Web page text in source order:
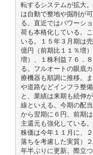
転するシステムが拡大
は自動で整地や掘削が
る。直近ではパワーシ
荷も本格化している。
いる。１５年３月期は
億円（前期比１１％増
増）、１株利益７６．
る。フルオートの眼底
療機器も順調に推移。
や道路などインフラ整
と、業績は来期も続伸
線といえる。今期の配
から翌期に６円、前期
主還元も強化している
株価は今年１１月に、
落ちを考慮した実質）
年半ぶりに更新。際立